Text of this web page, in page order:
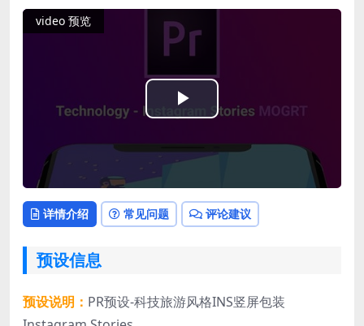
video 预览
Play
Video
详情介绍 常见问题 评论建议
预设信息
预设说明： PR预设-科技旅游风格INS竖屏包装